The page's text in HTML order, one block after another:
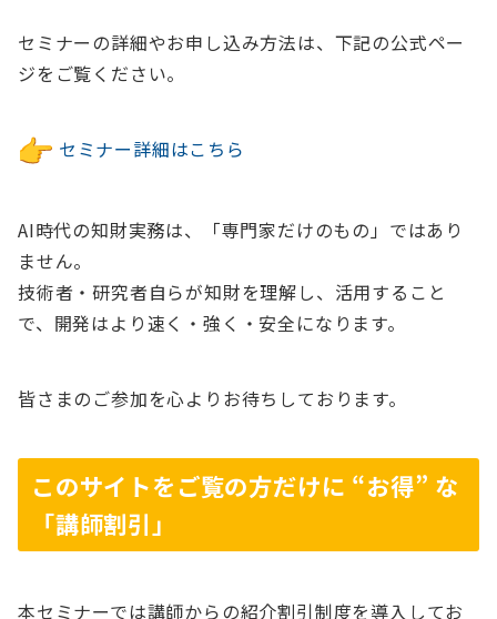
セミナーの詳細やお申し込み方法は、下記の公式ペー
ジをご覧ください。
セミナー詳細はこちら
AI時代の知財実務は、「専門家だけのもの」ではあり
ません。
技術者・研究者自らが知財を理解し、活用すること
で、開発はより速く・強く・安全になります。
皆さまのご参加を心よりお待ちしております。
このサイトをご覧の方だけに “お得” な
「講師割引」
本セミナーでは講師からの紹介割引制度を導入してお